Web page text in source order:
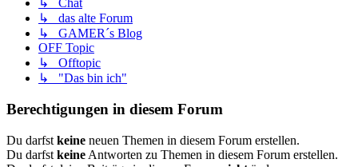
↳ Chat
↳ das alte Forum
↳ GAMER´s Blog
OFF Topic
↳ Offtopic
↳ "Das bin ich"
Berechtigungen in diesem Forum
Du darfst keine neuen Themen in diesem Forum erstellen.
Du darfst keine Antworten zu Themen in diesem Forum erstellen.